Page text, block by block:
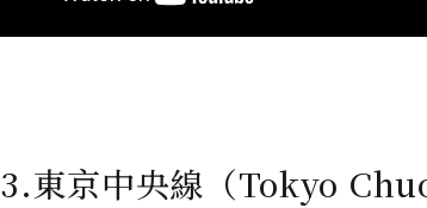
3.東京中央線（Tokyo